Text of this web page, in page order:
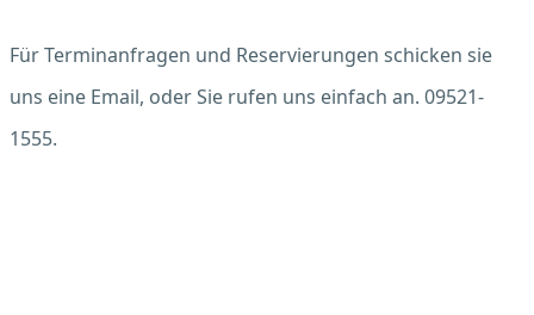
Für Terminanfragen und Reservierungen schicken sie
uns eine Email, oder Sie rufen uns einfach an. 09521-
1555.